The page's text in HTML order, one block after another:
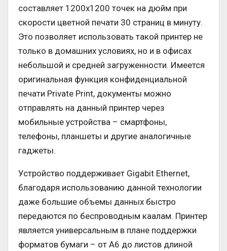
составляет 1200х1200 точек на дюйм при
скорости цветной печати 30 страниц в минуту.
Это позволяет использовать такой принтер не
только в домашних условиях, но и в офисах
небольшой и средней загруженности. Имеется
оригинальная функция конфиденциальной
печати Private Print, документы можно
отправлять на данный принтер через
мобильные устройства – смартфоны,
телефоны, планшеты и другие аналогичные
гаджеты.
Устройство поддерживает Gigabit Ethernet,
благодаря использованию данной технологии
даже большие объемы данных быстро
передаются по беспроводным каалам. Принтер
является универсальным в плане поддержки
форматов бумаги – от А6 до листов длиной